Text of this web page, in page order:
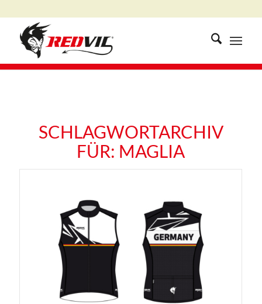
SCHLAGWORTARCHIV
FÜR: MAGLIA